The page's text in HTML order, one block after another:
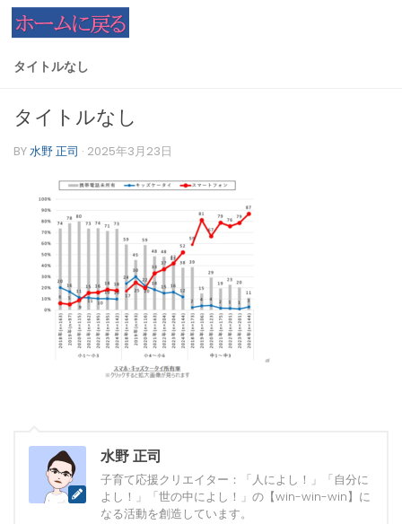
コンテンツへスキップ
タイトルなし
タイトルなし
BY水野 正司 · 2025年3月23日
水野 正司
子育て応援クリエイター：「人によし！」「自分に
よし！」「世の中によし！」の【win-win-win】に
なる活動を創造しています。